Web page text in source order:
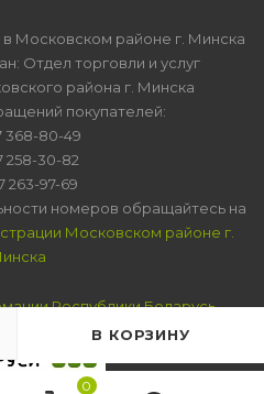
В КОРЗИНУ
0
Московском районе г. Минска
Отдел торговли и услуг
района г. Минска
покупателей:
368-80-49
258-30-82
263-97-69
номеров обращайтесь на
Московском районе г.